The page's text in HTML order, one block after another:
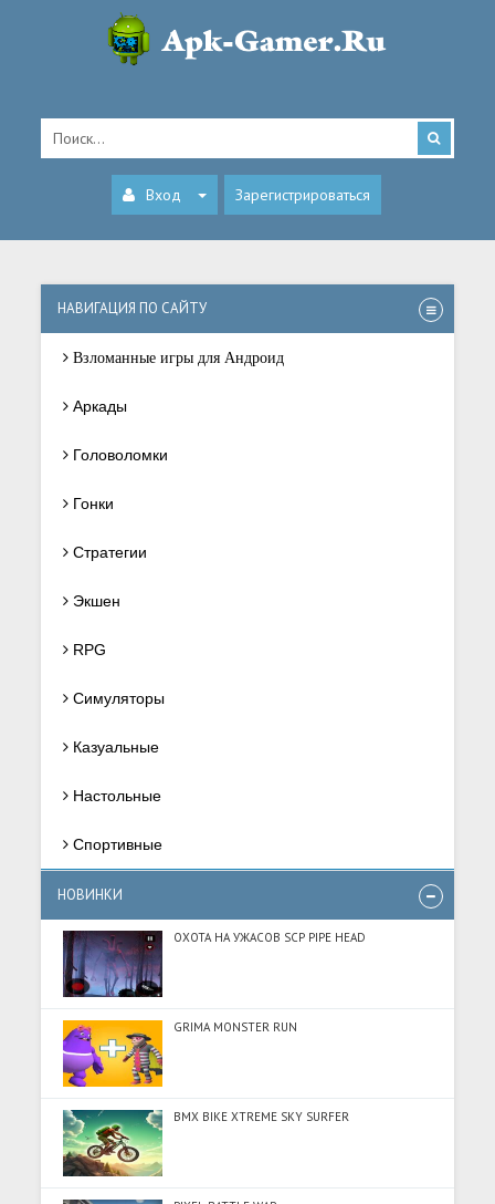
Вход Зарегистрироваться
НАВИГАЦИЯ ПО САЙТУ
Взломанные игры для Андроид
Аркады
Головоломки
Гонки
Стратегии
Экшен
RPG
Симуляторы
Казуальные
Настольные
Спортивные
НОВИНКИ
ОХОТА НА УЖАСОВ SCP PIPE HEAD
GRIMA MONSTER RUN
BMX BIKE XTREME SKY SURFER